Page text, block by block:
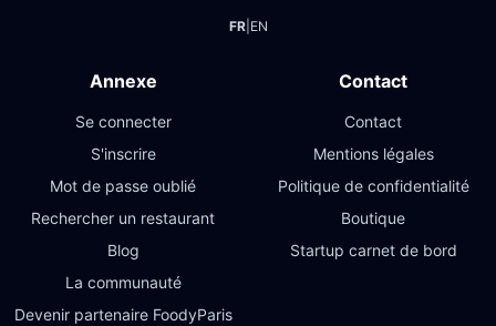
FR| EN
Annexe
Se connecter
S'inscrire
Mot de passe oublié
Rechercher un restaurant
Blog
La communauté
Devenir partenaire FoodyParis
Contact
Contact
Mentions légales
Politique de confidentialité
Boutique
Startup carnet de bord